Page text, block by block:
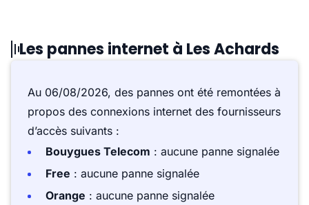
Les pannes internet à Les Achards
Au 06/08/2026, des pannes ont été remontées à
propos des connexions internet des fournisseurs
d’accès suivants :
Bouygues Telecom : aucune panne signalée
Free : aucune panne signalée
Orange : aucune panne signalée